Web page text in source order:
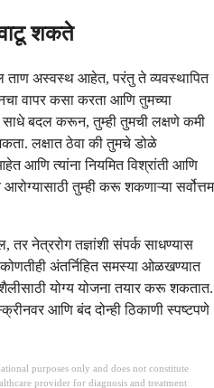
वाटू शकते
ताण अस्वस्थ आहेत, परंतु ते व्यवस्थापित
वापर कसा करता आणि तुमच्या
साधे बदल करून, तुम्ही तुमची लक्षणे कमी
लक्षात ठेवा की तुमचे डोळे
आणि त्यांना नियमित विश्रांती आणि
तुम्ही करू शकणाऱ्या सर्वोत्तम
नेत्ररोग तज्ञांशी संपर्क साधण्यास
अंतर्निहित समस्या ओळखण्यात
योग्य योजना तयार करू शकतात.
आणि बंद दोन्ही ठिकाणी स्पष्टपणे
purposes only and does not constitute
provider for diagnosis and treatment